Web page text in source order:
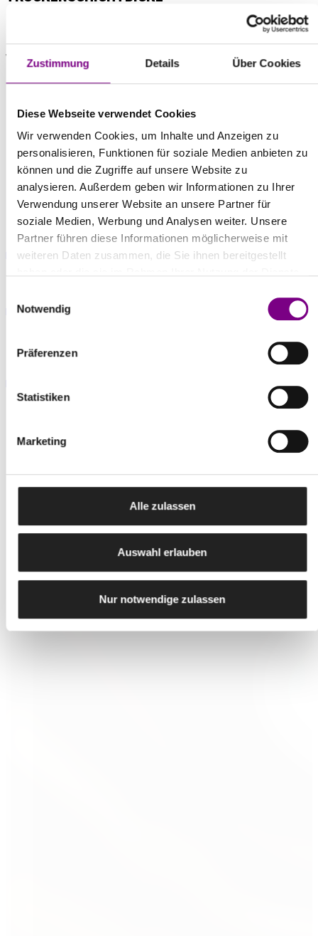
Zustimmung Details Über Cookies
Diese Webseite verwendet Cookies
Wir verwenden Cookies, um Inhalte und Anzeigen zu
personalisieren, Funktionen für soziale Medien anbieten zu
können und die Zugriffe auf unsere Website zu
analysieren. Außerdem geben wir Informationen zu Ihrer
Verwendung unserer Website an unsere Partner für
soziale Medien, Werbung und Analysen weiter. Unsere
Partner führen diese Informationen möglicherweise mit
weiteren Daten zusammen, die Sie ihnen bereitgestellt
Notwendig
Präferenzen
Statistiken
Marketing
Alle zulassen
Auswahl erlauben
Nur notwendige zulassen
VERPACKUNG / GEBINDEGRÖSSEN
1 kg, 5 kg, 10 kg Blech-Kombi-Gebinde
DOWNLOADS
Technische Informationen
pdf | 234,0 KB
pdf | 1,3 MB
Nachhaltigkeitsdatenblatt Disbon 481 2K-EP
Universalprimer
UNSERE LACKE UND LASUREN IM